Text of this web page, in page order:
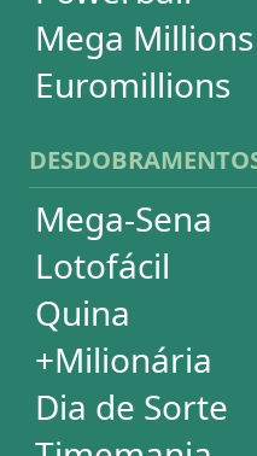
ASSINATURA
Assinatura
Análises
Simulador de
Conferidor de
Impressão de
SUPORTE